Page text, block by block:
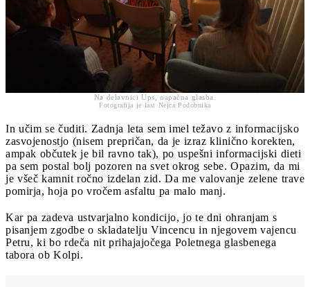
Na delavnici Ups, napačna glasba.
Fotografija je last Nejca Podobnika
In učim se čuditi. Zadnja leta sem imel težavo z informacijsko
zasvojenostjo (nisem prepričan, da je izraz klinično korekten,
ampak občutek je bil ravno tak), po uspešni informacijski dieti
pa sem postal bolj pozoren na svet okrog sebe. Opazim, da mi
je všeč kamnit ročno izdelan zid. Da me valovanje zelene trave
pomirja, hoja po vročem asfaltu pa malo manj.
Kar pa zadeva ustvarjalno kondicijo, jo te dni ohranjam s
pisanjem zgodbe o skladatelju Vincencu in njegovem vajencu
Petru, ki bo rdeča nit prihajajočega Poletnega glasbenega
tabora ob Kolpi.